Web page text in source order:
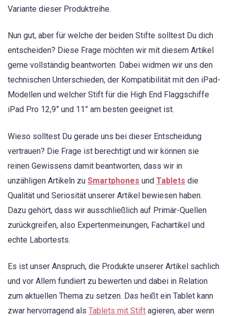
Variante dieser Produktreihe.
Nun gut, aber für welche der beiden Stifte solltest Du dich
entscheiden? Diese Frage möchten wir mit diesem Artikel
gerne vollständig beantworten. Dabei widmen wir uns den
technischen Unterschieden, der Kompatibilität mit den iPad-
Modellen und welcher Stift für die High End Flaggschiffe
iPad Pro 12,9” und 11” am besten geeignet ist.
Wieso solltest Du gerade uns bei dieser Entscheidung
vertrauen? Die Frage ist berechtigt und wir können sie
reinen Gewissens damit beantworten, dass wir in
unzähligen Artikeln zu Smartphones und Tablets die
Qualität und Seriosität unserer Artikel bewiesen haben.
Dazu gehört, dass wir ausschließlich auf Primär-Quellen
zurückgreifen, also Expertenmeinungen, Fachartikel und
echte Labortests.
Es ist unser Anspruch, die Produkte unserer Artikel sachlich
und vor Allem fundiert zu bewerten und dabei in Relation
zum aktuellen Thema zu setzen. Das heißt ein Tablet kann
zwar hervorragend als Tablets mit Stift agieren, aber wenn